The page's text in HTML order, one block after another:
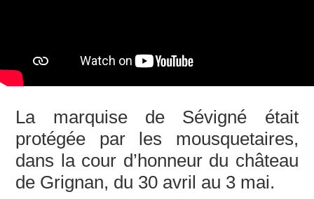
La marquise de Sévigné était
protégée par les mousquetaires,
dans la cour d’honneur du château
de Grignan, du 30 avril au 3 mai.